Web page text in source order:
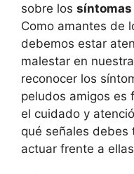
sobre los síntomas
Como amantes de
debemos estar
malestar en
reconocer los
peludos amigos es
el cuidado y
qué señales debes
actuar frente a